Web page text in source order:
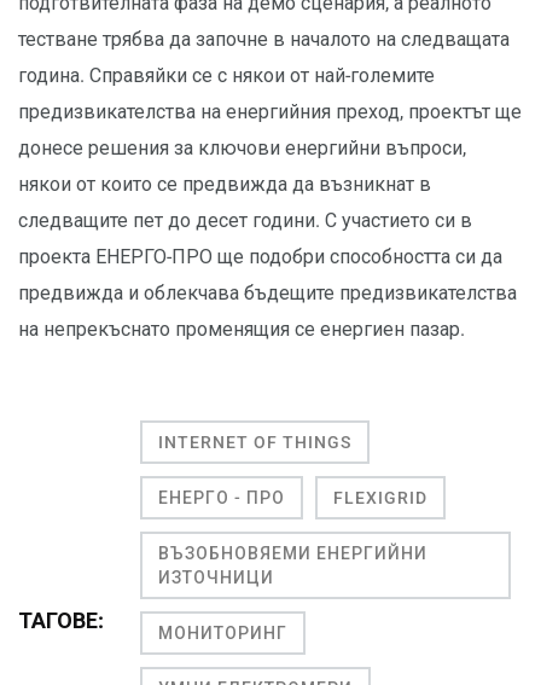
тестване трябва да започне в началото на следващата
година. Справяйки се с някои от най-големите
предизвикателства на енергийния преход, проектът ще
донесе решения за ключови енергийни въпроси,
някои от които се предвижда да възникнат в
следващите пет до десет години. С участието си в
проекта ЕНЕРГО-ПРО ще подобри способността си да
предвижда и облекчава бъдещите предизвикателства
на непрекъснато променящия се енергиен пазар.
ТАГОВЕ:
INTERNET OF THINGS
ЕНЕРГО - ПРО FLEXIGRID
ВЪЗОБНОВЯЕМИ ЕНЕРГИЙНИ
ИЗТОЧНИЦИ
МОНИТОРИНГ